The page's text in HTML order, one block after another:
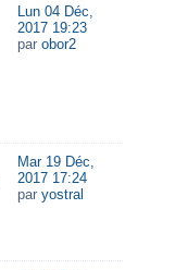
Lun 04 Déc,
2017 19:23
par obor2
Mar 19 Déc,
2017 17:24
par yostral